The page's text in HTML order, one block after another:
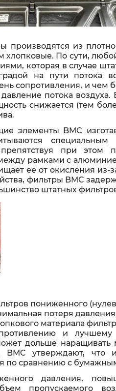
производятся из
хлопковые. По сути,
которая в случае
на пути потока
сопротивления, и чем
потока
снижается (тем
элементы BMC
при этом
рамками с
ее от окисления из-
фильтры BMC
штатных
пониженного
потеря
материала
и лучшему
дольше
BMC утверждают, что
по сравнению с
давления,
пропускаемого